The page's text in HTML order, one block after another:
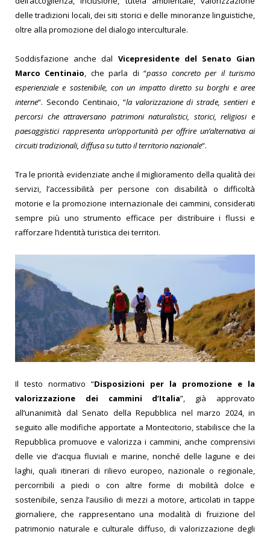
delle tradizioni locali, dei siti storici e delle minoranze linguistiche,
oltre alla promozione del dialogo interculturale.
Soddisfazione anche dal Vicepresidente del Senato Gian
Marco Centinaio, che parla di “passo concreto per il turismo
esperienziale e sostenibile, con un impatto diretto su borghi e aree
interne“. Secondo Centinaio, “la valorizzazione di strade, sentieri e
percorsi che attraversano patrimoni naturalistici, storici, religiosi e
paesaggistici rappresenta un’opportunità per offrire un’alternativa ai
circuiti tradizionali, diffusa su tutto il territorio nazionale“.
Tra le priorità evidenziate anche il miglioramento della qualità dei
servizi, l’accessibilità per persone con disabilità o difficoltà
motorie e la promozione internazionale dei cammini, considerati
sempre più uno strumento efficace per distribuire i flussi e
rafforzare l’identità turistica dei territori.
Il testo normativo “Disposizioni per la promozione e la
valorizzazione dei cammini d’Italia”, già approvato
all’unanimità dal Senato della Repubblica nel marzo 2024, in
seguito alle modifiche apportate a Montecitorio, stabilisce che la
Repubblica promuove e valorizza i cammini, anche comprensivi
delle vie d’acqua fluviali e marine, nonché delle lagune e dei
laghi, quali itinerari di rilievo europeo, nazionale o regionale,
percorribili a piedi o con altre forme di mobilità dolce e
sostenibile, senza l’ausilio di mezzi a motore, articolati in tappe
giornaliere, che rappresentano una modalità di fruizione del
patrimonio naturale e culturale diffuso, di valorizzazione degli